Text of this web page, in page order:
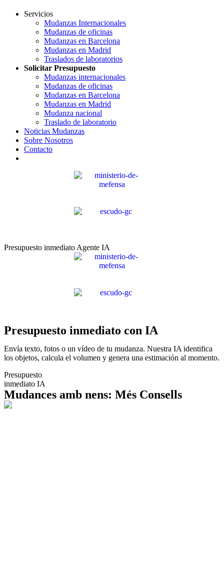
Servicios
Mudanzas Internacionales
Mudanzas de oficinas
Mudanzas en Barcelona
Mudanzas en Madrid
Traslados de laboratorios
Solicitar Presupuesto
Mudanzas internacionales
Mudanzas de oficinas
Mudanzas en Barcelona
Mudanzas en Madrid
Mudanza nacional
Traslado de laboratorio
Noticias Mudanzas
Sobre Nosotros
Contacto
Presupuesto inmediato Agente IA
Presupuesto inmediato con IA
Envía texto, fotos o un vídeo de tu mudanza. Nuestra IA identifica
los objetos, calcula el volumen y genera una estimación al momento.
Presupuesto
inmediato IA
Mudances amb nens: Més Consells